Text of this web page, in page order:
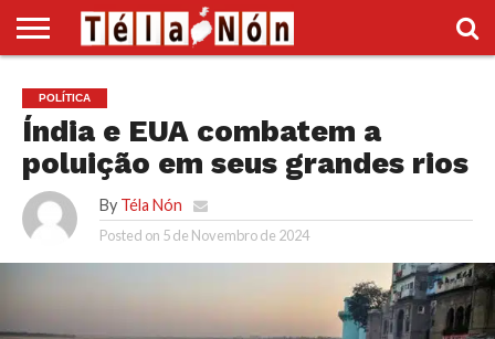
POLÍTICA
ECONOMIA
SOCIEDADE
CULTURA
DESPORTO
SUPLEMENTO
VÍDEOS
ANÚNCIOS
DIVERSOS
POLÍTICA
Índia e EUA combatem a
poluição em seus grandes rios
By Téla Nón
Posted on 5 de Novembro de 2024